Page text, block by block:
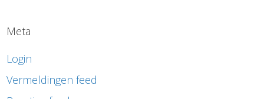
Meta
Login
Vermeldingen feed